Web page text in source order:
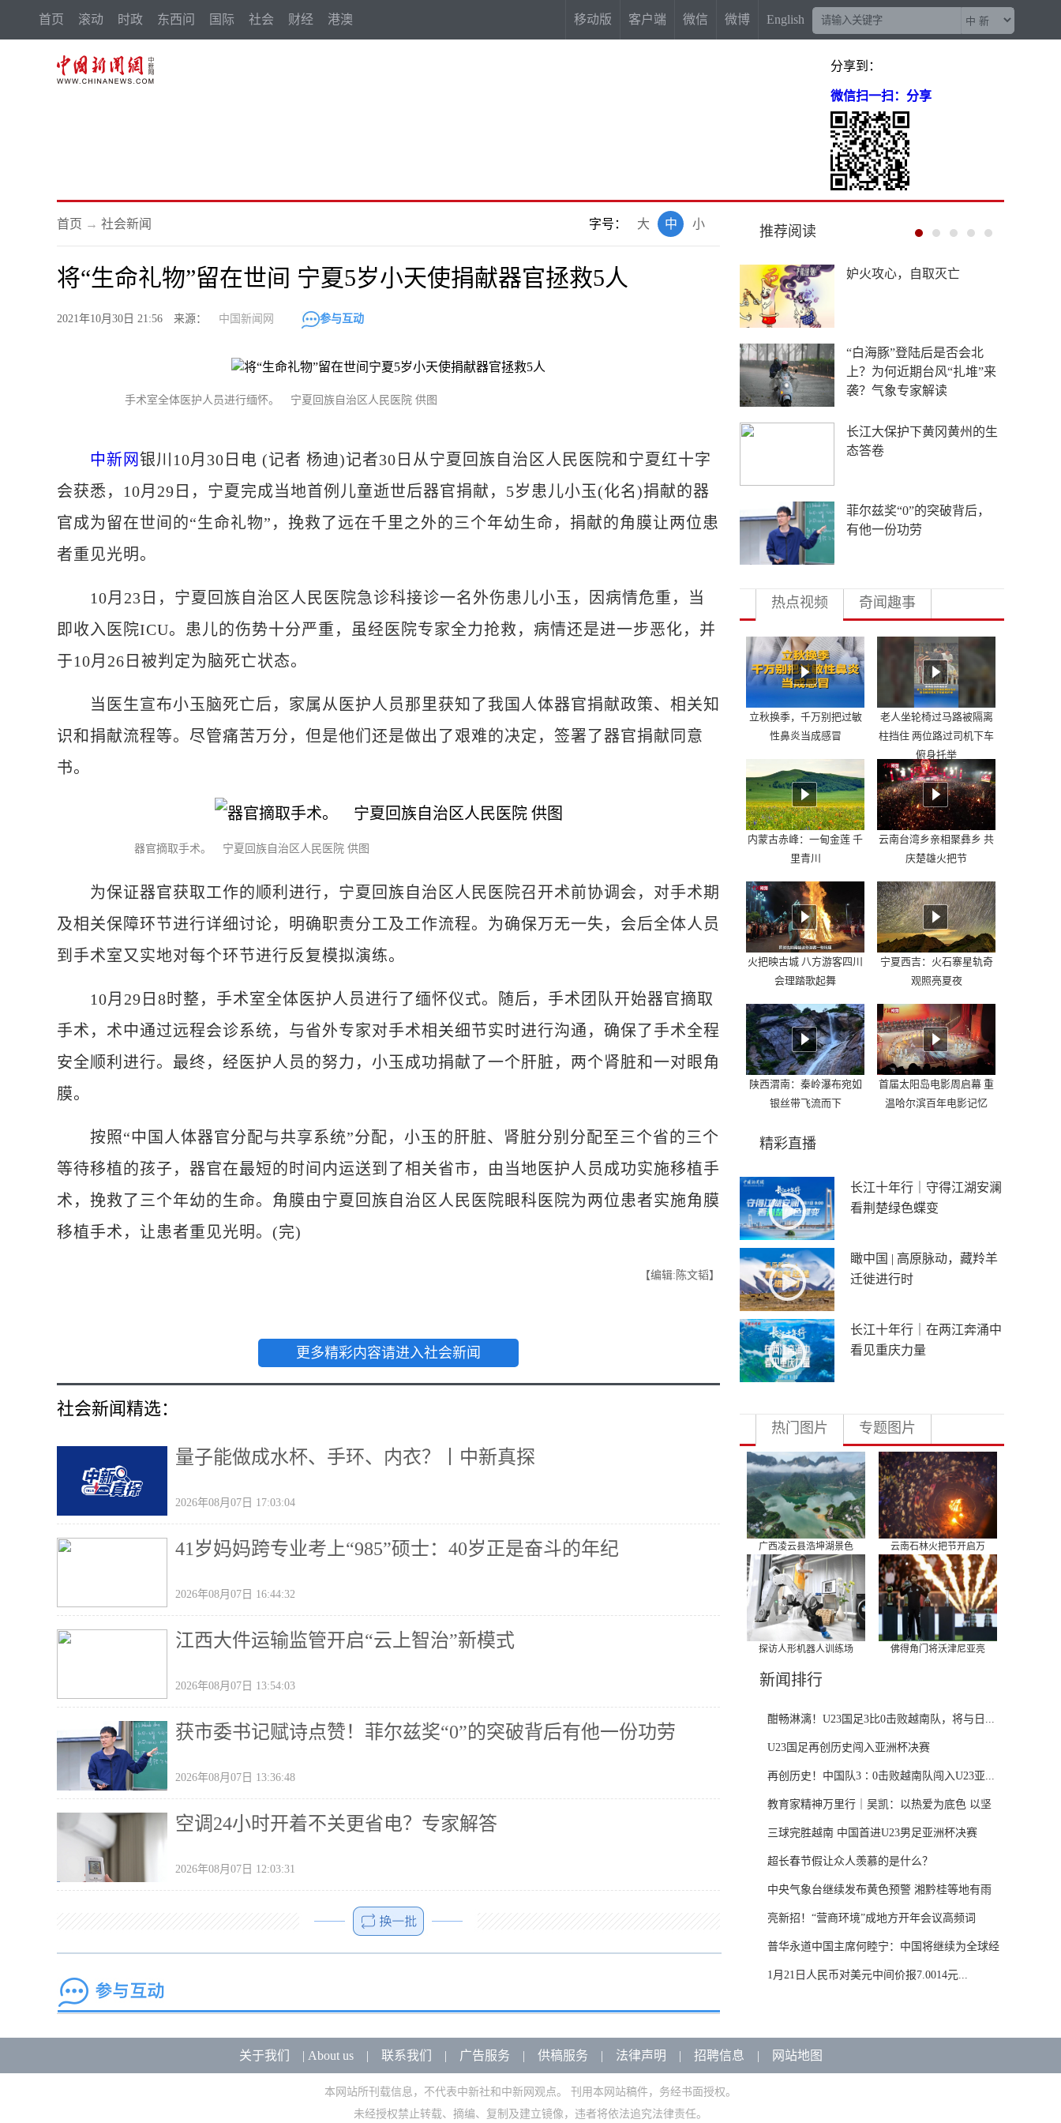
首页 滚动 时政 东西问 国际 社会 财经 港澳 移动版 客户端 微信 微博 English
分享到：
微信扫一扫：分享
首页 → 社会新闻 字号： 小
中
大
将“生命礼物”留在世间 宁夏5岁小天使捐献器官拯救5人
2021年10月30日 21:56 来源： 中国新闻网 参与互动
手术室全体医护人员进行缅怀。 宁夏回族自治区人民医院 供图
中新网 银川10月30日电 (记者 杨迪)记者30日从宁夏回族自治区人民医院和宁夏红十字
会获悉，10月29日，宁夏完成当地首例儿童逝世后器官捐献，5岁患儿小玉(化名)捐献的器
官成为留在世间的“生命礼物”，挽救了远在千里之外的三个年幼生命，捐献的角膜让两位患
者重见光明。
10月23日，宁夏回族自治区人民医院急诊科接诊一名外伤患儿小玉，因病情危重，当
即收入医院ICU。患儿的伤势十分严重，虽经医院专家全力抢救，病情还是进一步恶化，并
于10月26日被判定为脑死亡状态。
当医生宣布小玉脑死亡后，家属从医护人员那里获知了我国人体器官捐献政策、相关知
识和捐献流程等。尽管痛苦万分，但是他们还是做出了艰难的决定，签署了器官捐献同意
书。
器官摘取手术。 宁夏回族自治区人民医院 供图
为保证器官获取工作的顺利进行，宁夏回族自治区人民医院召开术前协调会，对手术期
及相关保障环节进行详细讨论，明确职责分工及工作流程。为确保万无一失，会后全体人员
到手术室又实地对每个环节进行反复模拟演练。
10月29日8时整，手术室全体医护人员进行了缅怀仪式。随后，手术团队开始器官摘取
手术，术中通过远程会诊系统，与省外专家对手术相关细节实时进行沟通，确保了手术全程
安全顺利进行。最终，经医护人员的努力，小玉成功捐献了一个肝脏，两个肾脏和一对眼角
膜。
按照“中国人体器官分配与共享系统”分配，小玉的肝脏、肾脏分别分配至三个省的三个
等待移植的孩子，器官在最短的时间内运送到了相关省市，由当地医护人员成功实施移植手
术，挽救了三个年幼的生命。角膜由宁夏回族自治区人民医院眼科医院为两位患者实施角膜
移植手术，让患者重见光明。(完)
【编辑:陈文韬】
更多精彩内容请进入社会新闻
社会新闻精选：
量子能做成水杯、手环、内衣？丨中新真探
2026年08月07日 17:03:04
41岁妈妈跨专业考上“985”硕士：40岁正是奋斗的年纪
2026年08月07日 16:44:32
江西大件运输监管开启“云上智治”新模式
2026年08月07日 13:54:03
获市委书记赋诗点赞！菲尔兹奖“0”的突破背后有他一份功劳
2026年08月07日 13:36:48
空调24小时开着不关更省电？专家解答
2026年08月07日 12:03:31
推荐阅读
“梅姨案”被拐儿童父亲申军
China Travel又换“三件套”：
外国游客从观众变玩家
4年要让无人机增产80倍，
日本为何急不可耐？
多地向县放权 激活发展一
池春水
热点视频 奇闻趣事
立秋换季，千万别把过敏
性鼻炎当成感冒
老人坐轮椅过马路被隔离
柱挡住 两位路过司机下车
俯身托举
内蒙古赤峰：一甸金莲 千
里青川
云南台湾乡亲相聚彝乡 共
庆楚雄火把节
火把映古城 八方游客四川
会理踏歌起舞
宁夏西吉：火石寨星轨奇
观照亮夏夜
陕西渭南：秦岭瀑布宛如
银丝带飞流而下
首届太阳岛电影周启幕 重
温哈尔滨百年电影记忆
精彩直播
长江十年行｜守得江湖安澜
看荆楚绿色蝶变
瞰中国 | 高原脉动，藏羚羊
迁徙进行时
长江十年行｜在两江奔涌中
看见重庆力量
热门图片 专题图片
广西凌云县浩坤湖景色 云南石林火把节开启万
探访人形机器人训练场 佛得角门将沃津尼亚亮
新闻排行
酣畅淋漓！U23国足3比0击败越南队，将与日...
U23国足再创历史闯入亚洲杯决赛
再创历史！中国队3∶0击败越南队闯入U23亚...
教育家精神万里行｜吴凯：以热爱为底色 以坚
守...
三球完胜越南 中国首进U23男足亚洲杯决赛
超长春节假让众人羡慕的是什么？
中央气象台继续发布黄色预警 湘黔桂等地有雨
雪...
亮新招！“营商环境”成地方开年会议高频词
普华永道中国主席何睦宁：中国将继续为全球经
济...
1月21日人民币对美元中间价报7.0014元...
关于我们 | About us| 联系我们 | 广告服务 | 供稿服务 | 法律声明 | 招聘信息 | 网站地图
本网站所刊载信息，不代表中新社和中新网观点。 刊用本网站稿件，务经书面授权。
未经授权禁止转载、摘编、复制及建立镜像，违者将依法追究法律责任。